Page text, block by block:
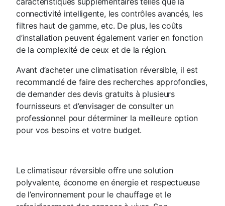
connectivité intelligente, les contrôles avancés, les
filtres haut de gamme, etc. De plus, les coûts
d’installation peuvent également varier en fonction
de la complexité de ceux et de la région.
Avant d’acheter une climatisation réversible, il est
recommandé de faire des recherches approfondies,
de demander des devis gratuits à plusieurs
fournisseurs et d’envisager de consulter un
professionnel pour déterminer la meilleure option
pour vos besoins et votre budget.
Le climatiseur réversible offre une solution
polyvalente, économe en énergie et respectueuse
de l’environnement pour le chauffage et le